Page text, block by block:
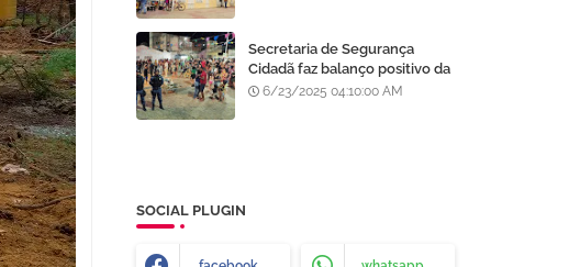
Secretaria de Segurança
Cidadã faz balanço positivo da
atuação da GCM de Juazeiro
6/23/2025 04:10:00 AM
SOCIAL PLUGIN